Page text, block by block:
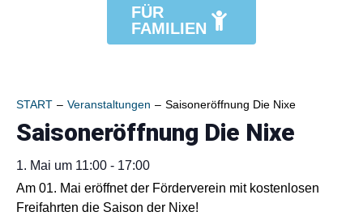
FÜR
FAMILIEN
START – Veranstaltungen – Saisoneröffnung Die Nixe
Saisoneröffnung Die Nixe
1. Mai um 11:00 - 17:00
Am 01. Mai eröffnet der Förderverein mit kostenlosen
Freifahrten die Saison der Nixe!